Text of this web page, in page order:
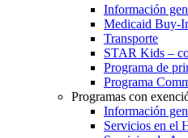
Información
Medicaid Buy-
Transporte
STAR Kids –
Programa de
Programa
Programas con
Información
Servicios en el